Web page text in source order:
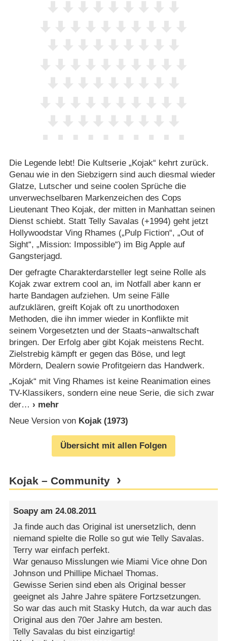
Die Legende lebt! Die Kultserie „Kojak“ kehrt zurück.
Genau wie in den Siebzigern sind auch diesmal wieder
Glatze, Lutscher und seine coolen Sprüche die
unverwechselbaren Markenzeichen des Cops
Lieutenant Theo Kojak, der mitten in Manhattan seinen
Dienst schiebt. Statt Telly Savalas (+1994) geht jetzt
Hollywoodstar Ving Rhames („Pulp Fiction“, „Out of
Sight“, „Mission: Impossible“) im Big Apple auf
Gangsterjagd.
Der gefragte Charakterdarsteller legt seine Rolle als
Kojak zwar extrem cool an, im Notfall aber kann er
harte Bandagen aufziehen. Um seine Fälle
aufzuklären, greift Kojak oft zu unorthodoxen
Methoden, die ihn immer wieder in Konflikte mit
seinem Vorgesetzten und der Staats¬anwaltschaft
bringen. Der Erfolg aber gibt Kojak meistens Recht.
Zielstrebig kämpft er gegen das Böse, und legt
Mördern, Dealern sowie Profitgeiern das Handwerk.
„Kojak“ mit Ving Rhames ist keine Reanimation eines
TV-Klassikers, sondern eine neue Serie, die sich zwar
der
Neue Version von Kojak (1973)
Übersicht mit allen Folgen
Kojak – Community
Soapyam24.08.2011
Ja finde auch das Original ist unersetzlich, denn
niemand spielte die Rolle so gut wie Telly Savalas.
Terry war einfach perfekt.
War genauso Misslungen wie Miami Vice ohne Don
Johnson und Phillipe Michael Thomas.
Gewisse Serien sind eben als Original besser
geeignet als Jahre Jahre spätere Fortzsetzungen.
So war das auch mit Stasky Hutch, da war auch das
Original aus den 70er Jahre am besten.
Telly Savalas du bist einzigartig!